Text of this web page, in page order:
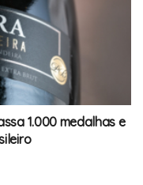
1.000 medalhas e